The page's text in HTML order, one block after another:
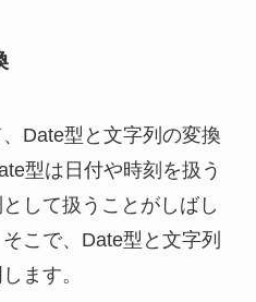
Date型と文字列の変換
型は日付や時刻を扱う
して扱うことがしばし
こで、Date型と文字列
ます。